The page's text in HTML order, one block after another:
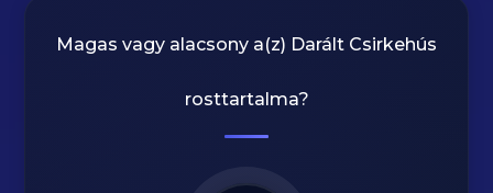
Magas vagy alacsony a(z) Darált Csirkehús
rosttartalma?